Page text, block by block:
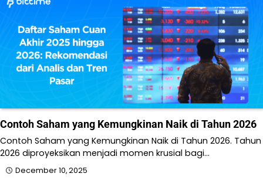
Contoh Saham yang Kemungkinan Naik di Tahun 2026
Contoh Saham yang Kemungkinan Naik di Tahun 2026. Tahun
2026 diproyeksikan menjadi momen krusial bagi…
December 10, 2025